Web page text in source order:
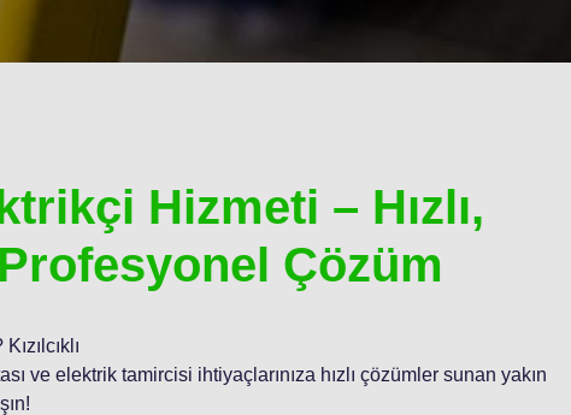
Hizmeti – Hızlı,
Çözüm
ve elektrik tamircisi ihtiyaçlarınıza hızlı çözümler sunan yakın